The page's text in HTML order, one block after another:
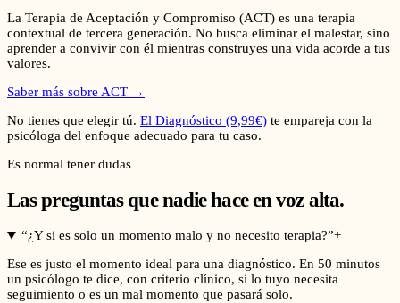
La Terapia de Aceptación y Compromiso (ACT) es una terapia
contextual de tercera generación. No busca eliminar el malestar, sino
aprender a convivir con él mientras construyes una vida acorde a tus
valores.
Saber más sobre ACT →
No tienes que elegir tú. El Diagnóstico (9,99€) te empareja con la
psicóloga del enfoque adecuado para tu caso.
Es normal tener dudas
Las preguntas que nadie hace en voz alta.
“¿Y si es solo un momento malo y no necesito terapia?”+
Ese es justo el momento ideal para una diagnóstico. En 50 minutos
un psicólogo te dice, con criterio clínico, si lo tuyo necesita
seguimiento o es un mal momento que pasará solo.